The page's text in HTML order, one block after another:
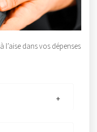
dans vos dépenses